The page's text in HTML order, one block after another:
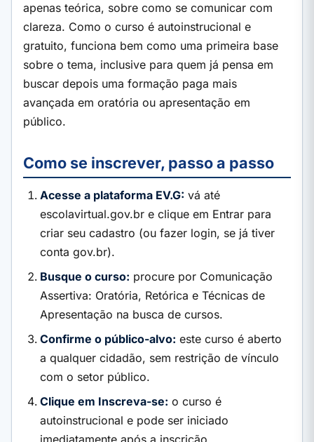
apenas teórica, sobre como se comunicar com
clareza. Como o curso é autoinstrucional e
gratuito, funciona bem como uma primeira base
sobre o tema, inclusive para quem já pensa em
buscar depois uma formação paga mais
avançada em oratória ou apresentação em
público.
Como se inscrever, passo a passo
Acesse a plataforma EV.G: vá até
escolavirtual.gov.br e clique em Entrar para
criar seu cadastro (ou fazer login, se já tiver
conta gov.br).
Busque o curso: procure por Comunicação
Assertiva: Oratória, Retórica e Técnicas de
Apresentação na busca de cursos.
Confirme o público-alvo: este curso é aberto
a qualquer cidadão, sem restrição de vínculo
com o setor público.
Clique em Inscreva-se: o curso é
autoinstrucional e pode ser iniciado
imediatamente após a inscrição.